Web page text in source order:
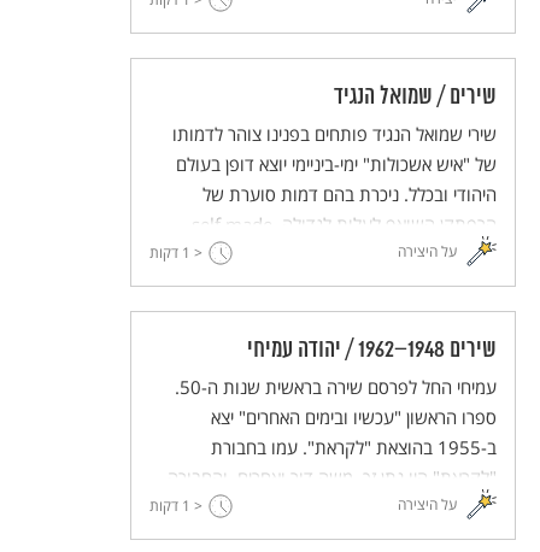
שירים / שמואל הנגיד
שירי שמואל הנגיד פותחים בפנינו צוהר לדמותו
של "איש אשכולות" ימי-ביניימי יוצא דופן בעולם
היהודי ובכלל. ניכרת בהם דמות סוערת של
הרפתקן השואף לעלות לגדוּלה, self made
man. על אף תהפוכות הזמן הוא הצליח ונעשה
למשנה לשני מלכים מוסלמים, ואף היה לרב
ול"נגיד" – ראש היהודים בזמנו.
על היצירה < 1 דקות
שירים 1948–1962 / יהודה עמיחי
עמיחי החל לפרסם שירה בראשית שנות ה-50.
ספרו הראשון "עכשיו ובימים האחרים" יצא
ב-1955 בהוצאת "לקראת". עמו בחבורת
"לקראת" היו נתן זך, משה דור ואחרים, והחבורה
חוללה מהפכה בשירה העברית באותו עשור.
על היצירה < 1 דקות